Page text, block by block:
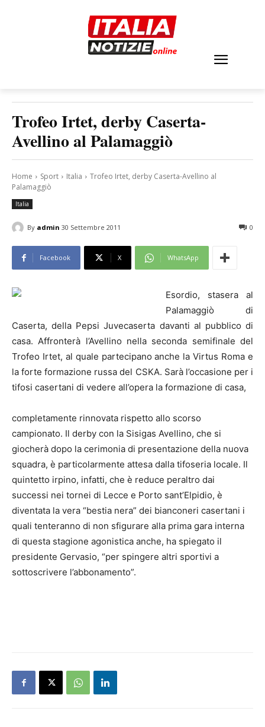
Trofeo Irtet, derby Caserta-
Avellino al Palamaggiò
Home Sport Italia
Trofeo Irtet, derby Caserta-Avellino al
Palamaggiò
Italia
By admin 30 Settembre 2011 0
Facebook X WhatsApp
Esordio, stasera al
Palamaggiò di
Caserta, della Pepsi Juvecaserta davanti al pubblico di
casa. Affronterà l’Avellino nella seconda semifinale del
Trofeo Irtet, al quale partecipano anche la Virtus Roma e
la forte formazione russa del CSKA. Sarà l’occasione per i
tifosi casertani di vedere all’opera la formazione di casa,
completamente rinnovata rispetto allo scorso
campionato. Il derby con la Sisigas Avellino, che si
giocherà dopo la cerimonia di presentazione della nuova
squadra, è particolarmente attesa dalla tifoseria locale. Il
quintetto irpino, infatti, che è reduce peraltro dai
successi nei tornei di Lecce e Porto sant’Elpidio, è
diventata la vera “bestia nera” dei bianconeri casertani i
quali tenteranno di non sfigurare alla prima gara interna
di questa stagione agonistica anche, ha spiegato il
presidente Gervasio, “per spingere altri sportivi a
sottoscrivere l’abbonamento”.